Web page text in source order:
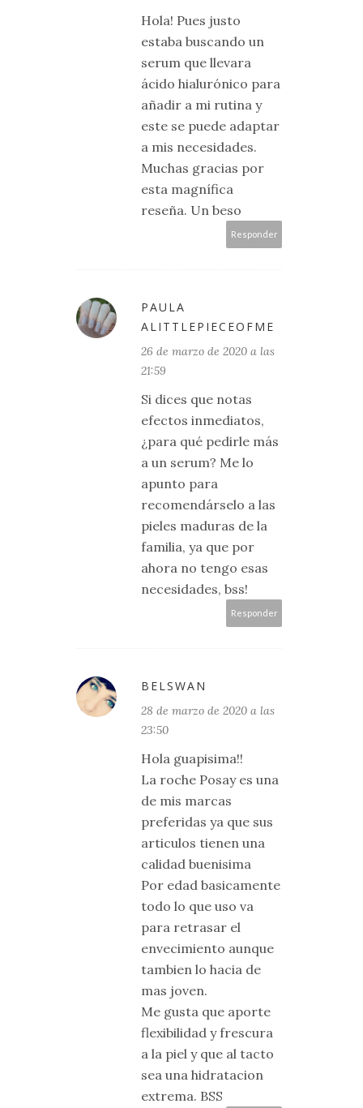
Hola! Pues justo
estaba buscando un
serum que llevara
ácido hialurónico para
añadir a mi rutina y
este se puede adaptar
a mis necesidades.
Muchas gracias por
esta magnífica
reseña. Un beso
Responder
PAULA
ALITTLEPIECEOFME
26 de marzo de 2020 a las
21:59
Si dices que notas
efectos inmediatos,
¿para qué pedirle más
a un serum? Me lo
apunto para
recomendárselo a las
pieles maduras de la
familia, ya que por
ahora no tengo esas
necesidades, bss!
Responder
BELSWAN
28 de marzo de 2020 a las
23:50
Hola guapisima!!
La roche Posay es una
de mis marcas
preferidas ya que sus
articulos tienen una
calidad buenisima
Por edad basicamente
todo lo que uso va
para retrasar el
envecimiento aunque
tambien lo hacia de
mas joven.
Me gusta que aporte
flexibilidad y frescura
a la piel y que al tacto
sea una hidratacion
extrema. BSS